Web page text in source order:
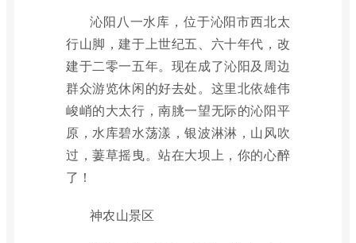
沁阳八一水库，位于沁阳市西北太
行山脚，建于上世纪五、六十年代，改
建于二零一五年。现在成了沁阳及周边
群众游览休闲的好去处。这里北依雄伟
峻峭的大太行，南朓一望无际的沁阳平
原，水库碧水荡漾，银波淋淋，山风吹
过，萋草摇曳。站在大坝上，你的心醉
了！
神农山景区